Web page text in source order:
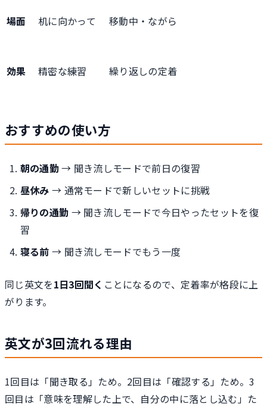
場面 机に向かって 移動中・ながら
効果 精密な練習 繰り返しの定着
おすすめの使い方
朝の通勤→ 聞き流しモードで前日の復習
昼休み → 通常モードで新しいセットに挑戦
帰りの通勤 → 聞き流しモードで今日やったセットを復
習
寝る前 → 聞き流しモードでもう一度
同じ英文を1日3回聞く ことになるので、定着率が格段に上
がります。
英文が3回流れる理由
1回目は「聞き取る」ため。2回目は「確認する」ため。3
回目は「意味を理解した上で、自分の中に落とし込む」た